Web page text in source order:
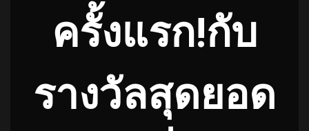
ครั้งแรก!กับ
รางวัลสุดยอด